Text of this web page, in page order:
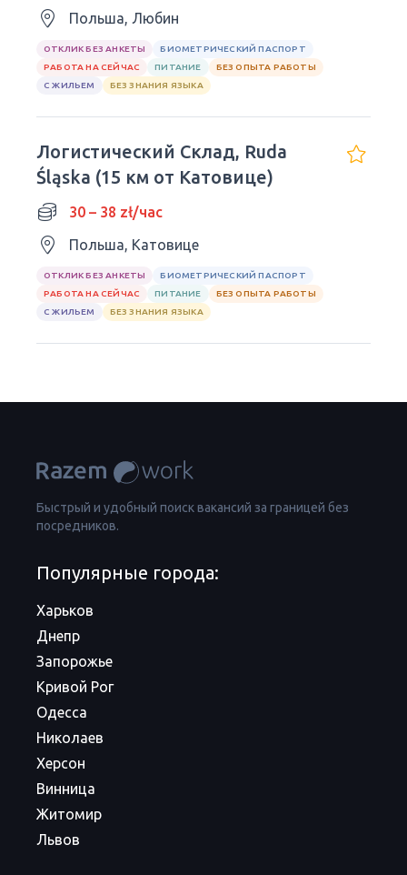
Польша, Любин
ОТКЛИК БЕЗ АНКЕТЫ
БИОМЕТРИЧЕСКИЙ ПАСПОРТ
РАБОТА НА СЕЙЧАС
ПИТАНИЕ
БЕЗ ОПЫТА РАБОТЫ
С ЖИЛЬЕМ
БЕЗ ЗНАНИЯ ЯЗЫКА
Логистический Склад, Ruda
Śląska (15 км от Катовице)
30 – 38 zł/час
Польша, Катовице
ОТКЛИК БЕЗ АНКЕТЫ
БИОМЕТРИЧЕСКИЙ ПАСПОРТ
РАБОТА НА СЕЙЧАС
ПИТАНИЕ
БЕЗ ОПЫТА РАБОТЫ
С ЖИЛЬЕМ
БЕЗ ЗНАНИЯ ЯЗЫКА
Быстрый и удобный поиск вакансий за границей без
посредников.
Популярные города:
Харьков
Днепр
Запорожье
Кривой Рог
Одесса
Николаев
Херсон
Винница
Житомир
Львов